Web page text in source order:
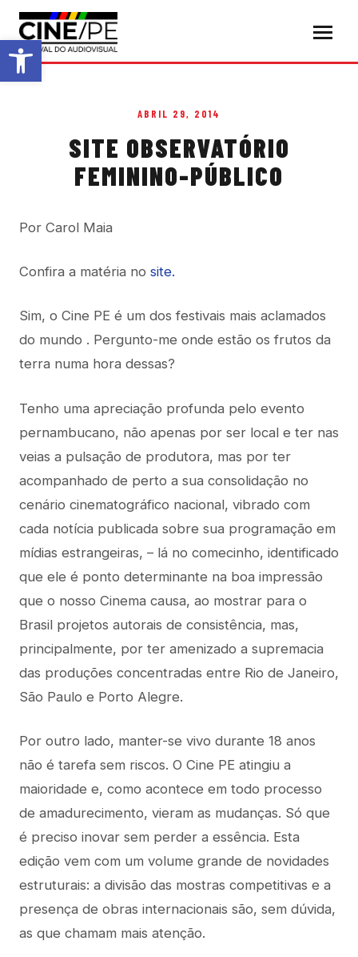
Abrir a barra de ferramentas
ABRIL 29, 2014
SITE OBSERVATÓRIO
FEMININO-PÚBLICO
Por Carol Maia
Confira a matéria no site.
Sim, o Cine PE é um dos festivais mais aclamados
do mundo . Pergunto-me onde estão os frutos da
terra numa hora dessas?
Tenho uma apreciação profunda pelo evento
pernambucano, não apenas por ser local e ter nas
veias a pulsação de produtora, mas por ter
acompanhado de perto a sua consolidação no
cenário cinematográfico nacional, vibrado com
cada notícia publicada sobre sua programação em
mídias estrangeiras, – lá no comecinho, identificado
que ele é ponto determinante na boa impressão
que o nosso Cinema causa, ao mostrar para o
Brasil projetos autorais de consistência, mas,
principalmente, por ter amenizado a supremacia
das produções concentradas entre Rio de Janeiro,
São Paulo e Porto Alegre.
Por outro lado, manter-se vivo durante 18 anos
não é tarefa sem riscos. O Cine PE atingiu a
maioridade e, como acontece em todo processo
de amadurecimento, vieram as mudanças. Só que
é preciso inovar sem perder a essência. Esta
edição vem com um volume grande de novidades
estruturais: a divisão das mostras competitivas e a
presença de obras internacionais são, sem dúvida,
as que chamam mais atenção.